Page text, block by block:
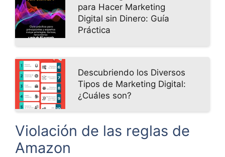
para Hacer Marketing
Digital sin Dinero: Guía
Práctica
Descubriendo los Diversos
Tipos de Marketing Digital:
¿Cuáles son?
Violación de las reglas de
Amazon